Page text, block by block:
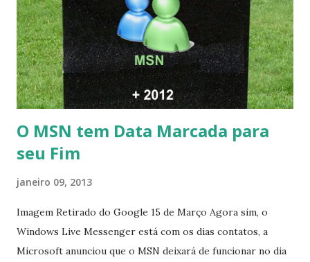
O MSN tem Data Marcada para
seu Fim
janeiro 09, 2013
Imagem Retirado do Google 15 de Março Agora sim, o
Windows Live Messenger está com os dias contatos, a
Microsoft anunciou que o MSN deixará de funcionar no dia